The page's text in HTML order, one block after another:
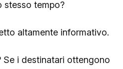
stesso tempo?
altamente informativo.
Se i destinatari ottengono